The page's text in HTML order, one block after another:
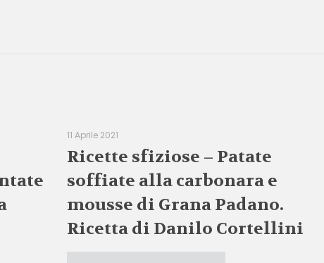
11 Aprile 2021
Ricette sfiziose – Patate
soffiate alla carbonara e
mousse di Grana Padano.
Ricetta di Danilo Cortellini